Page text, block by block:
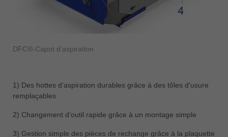
1) Des hottes d‘aspiration durables grâce à des tôles d‘usure
remplaçables
2) Changement d‘outil rapide grâce à un montage simple
3) Gestion simple des pièces de rechange grâce à la plaquette
DFC®-Capot d’aspiration